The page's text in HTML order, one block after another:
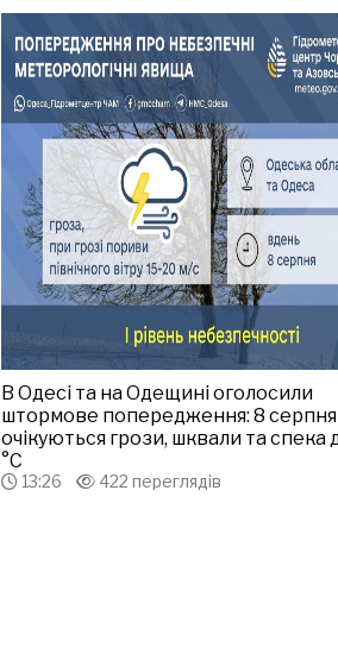
В Одесі та на Одещині оголосили
штормове попередження: 8 серпня
очікуються грози, шквали та спека
°С
13:26 422 переглядів